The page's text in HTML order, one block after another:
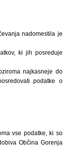
nadomestila je
ki jih posreduje
najkasneje do
podatke o
vse podatke, ki so
Občina Gorenja